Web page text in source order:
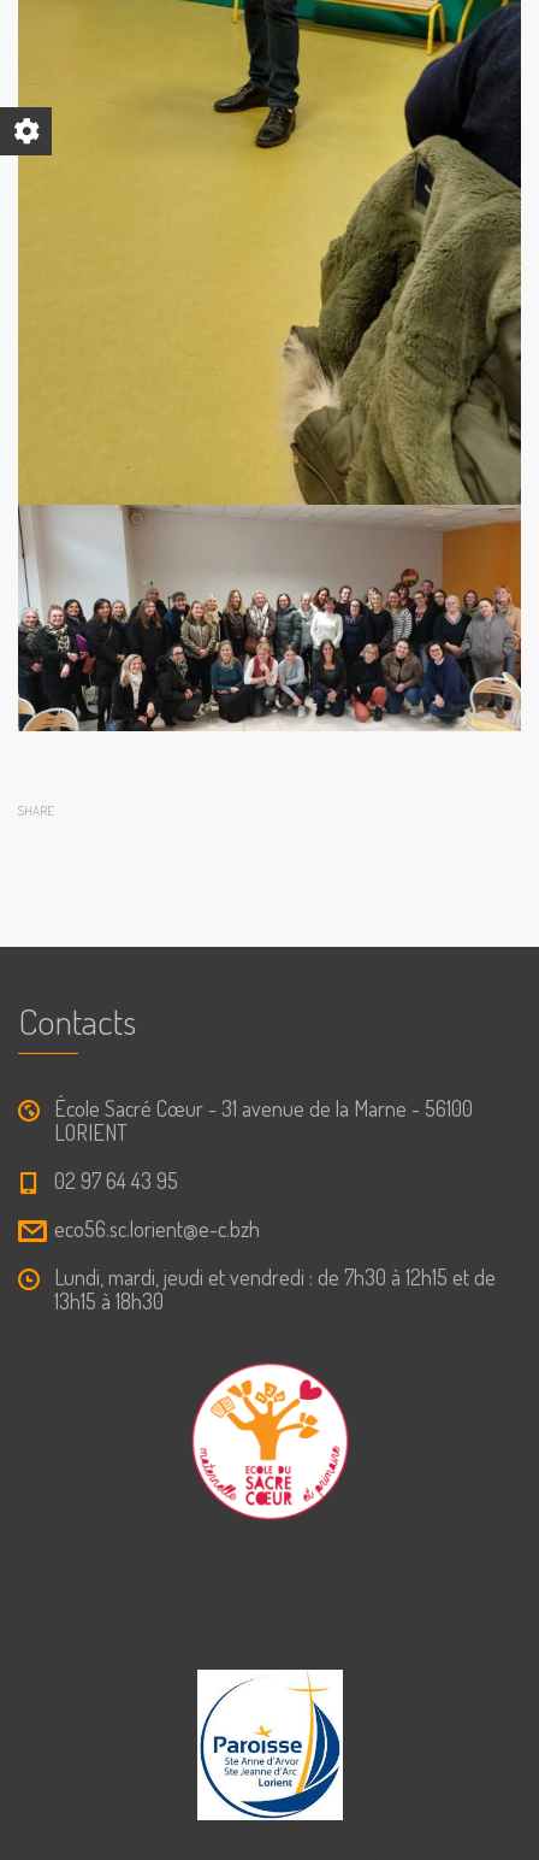
SHARE
Contacts
École Sacré Cœur - 31 avenue de la Marne - 56100
LORIENT
02 97 64 43 95
eco56.sc.lorient@e-c.bzh
Lundi, mardi, jeudi et vendredi : de 7h30 à 12h15 et de
13h15 à 18h30